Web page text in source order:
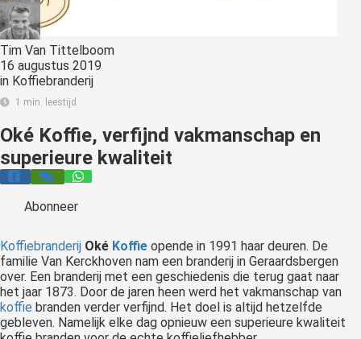
Tim Van Tittelboom
16 augustus 2019
in Koffiebranderij
1 min. leestijd
Oké Koffie, verfijnd vakmanschap en
superieure kwaliteit
Abonneer
Koffiebranderij Oké Koffie opende in 1991 haar deuren. De
familie Van Kerckhoven nam een branderij in Geraardsbergen
over. Een branderij met een geschiedenis die terug gaat naar
het jaar 1873. Door de jaren heen werd het vakmanschap van
koffie branden verder verfijnd. Het doel is altijd hetzelfde
gebleven. Namelijk elke dag opnieuw een superieure kwaliteit
te
over
van
op
gebruikt
te
Hierdoor
website-